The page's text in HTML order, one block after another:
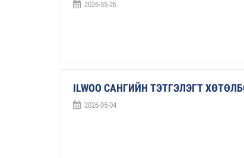
2026-05-26
ILWOO САНГИЙН ТЭТГЭЛЭГТ
2026-05-04